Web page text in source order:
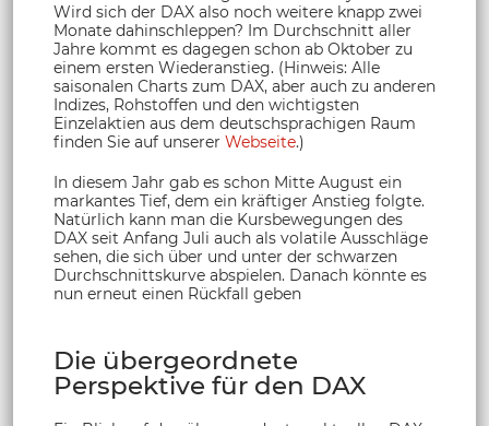
Wird sich der DAX also noch weitere knapp zwei
Monate dahinschleppen? Im Durchschnitt aller
Jahre kommt es dagegen schon ab Oktober zu
einem ersten Wiederanstieg. (Hinweis: Alle
saisonalen Charts zum DAX, aber auch zu anderen
Indizes, Rohstoffen und den wichtigsten
Einzelaktien aus dem deutschsprachigen Raum
finden Sie auf unserer Webseite.)
In diesem Jahr gab es schon Mitte August ein
markantes Tief, dem ein kräftiger Anstieg folgte.
Natürlich kann man die Kursbewegungen des
DAX seit Anfang Juli auch als volatile Ausschläge
sehen, die sich über und unter der schwarzen
Durchschnittskurve abspielen. Danach könnte es
nun erneut einen Rückfall geben
Die übergeordnete
Perspektive für den DAX